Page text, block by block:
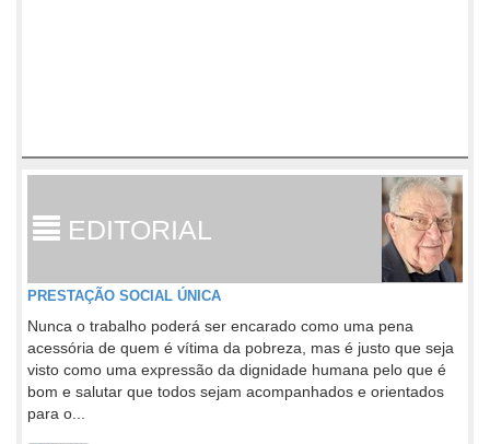
EDITORIAL
PRESTAÇÃO SOCIAL ÚNICA
Nunca o trabalho poderá ser encarado como uma pena
acessória de quem é vítima da pobreza, mas é justo que seja
visto como uma expressão da dignidade humana pelo que é
bom e salutar que todos sejam acompanhados e orientados
para o...